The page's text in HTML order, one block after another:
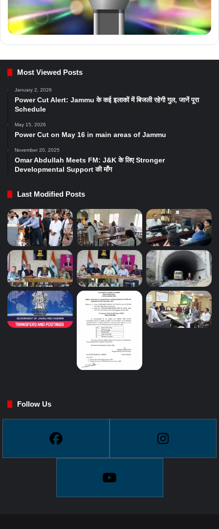
Most Viewed Posts
January 2, 2026
Power Cut Alert: Jammu के कई इलाकों में बिजली रहेगी गुल, जानें पूरा
Schedule
May 15, 2026
Power Cut on May 16 in main areas of Jammu
November 20, 2025
Omar Abdullah Meets FM: J&K के लिए Stronger
Developmental Support की माँग
Last Modified Posts
Follow Us